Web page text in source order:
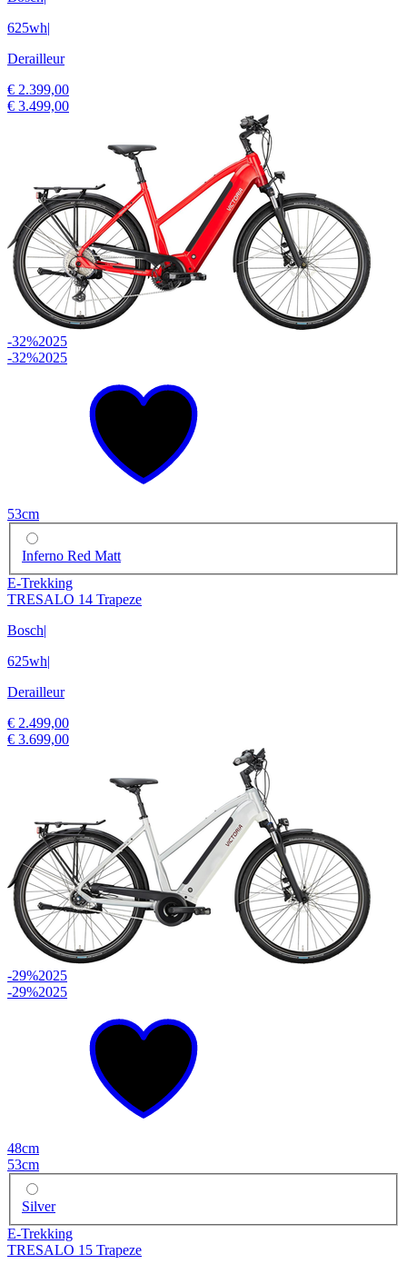
625wh|
Derailleur
€ 2.399,00
€ 3.499,00
-32%2025
-32%2025
53cm
Inferno Red Matt
E-Trekking
TRESALO 14 Trapeze
Bosch|
625wh|
Derailleur
€ 2.499,00
€ 3.699,00
-29%2025
-29%2025
48cm
53cm
Silver
E-Trekking
TRESALO 15 Trapeze